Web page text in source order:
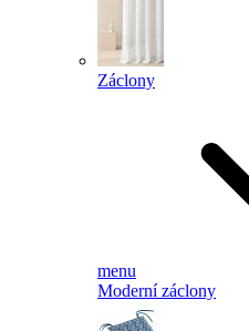
Záclony
menu
Moderní záclony